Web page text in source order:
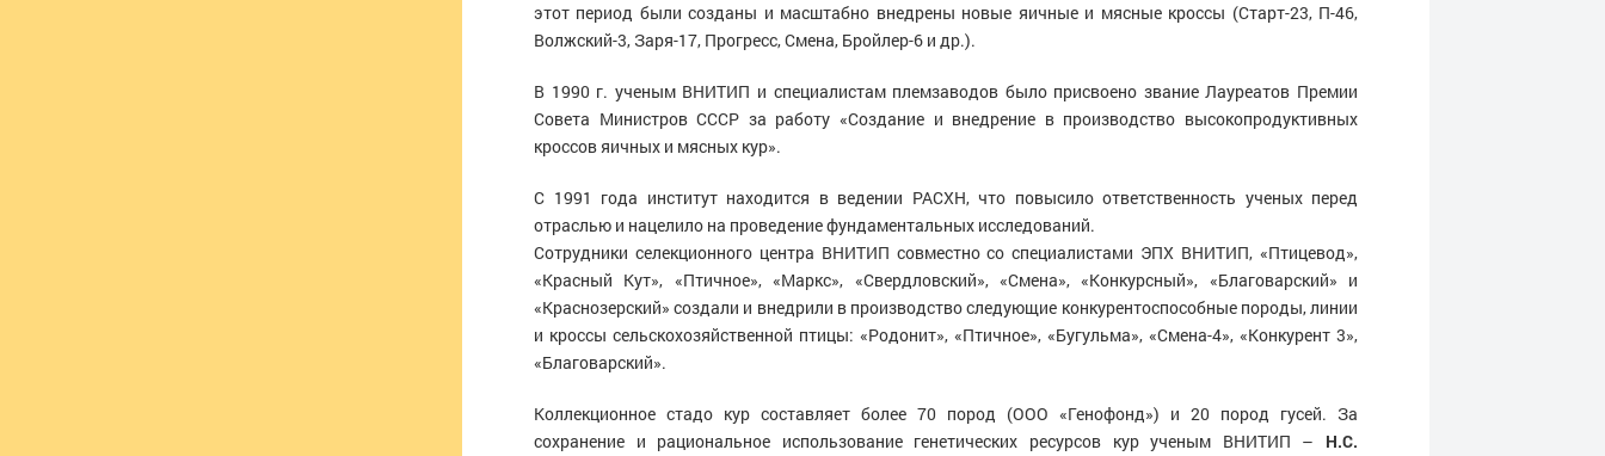
этот период были созданы и масштабно внедрены новые яичные и мясные кроссы (Старт-23, П-46,
Волжский-3, Заря-17, Прогресс, Смена, Бройлер-6 и др.).
В 1990 г. ученым ВНИТИП и специалистам племзаводов было присвоено звание Лауреатов Премии
Совета Министров СССР за работу «Создание и внедрение в производство высокопродуктивных
кроссов яичных и мясных кур».
С 1991 года институт находится в ведении РАСХН, что повысило ответственность ученых перед
отраслью и нацелило на проведение фундаментальных исследований.
Сотрудники селекционного центра ВНИТИП совместно со специалистами ЭПХ ВНИТИП, «Птицевод»,
«Красный Кут», «Птичное», «Маркс», «Свердловский», «Смена», «Конкурсный», «Благоварский» и
«Краснозерский» создали и внедрили в производство следующие конкурентоспособные породы, линии
и кроссы сельскохозяйственной птицы: «Родонит», «Птичное», «Бугульма», «Смена-4», «Конкурент 3»,
«Благоварский».
Коллекционное стадо кур составляет более 70 пород (ООО «Генофонд») и 20 пород гусей. За
сохранение и рациональное использование генетических ресурсов кур ученым ВНИТИП – Н.С.